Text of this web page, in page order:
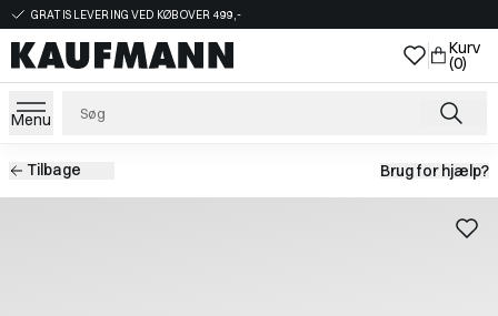
GRATIS LEVERING VED KØB OVER 499,-
Kurv
(0)
Menu
Tilbage Brug for hjælp?